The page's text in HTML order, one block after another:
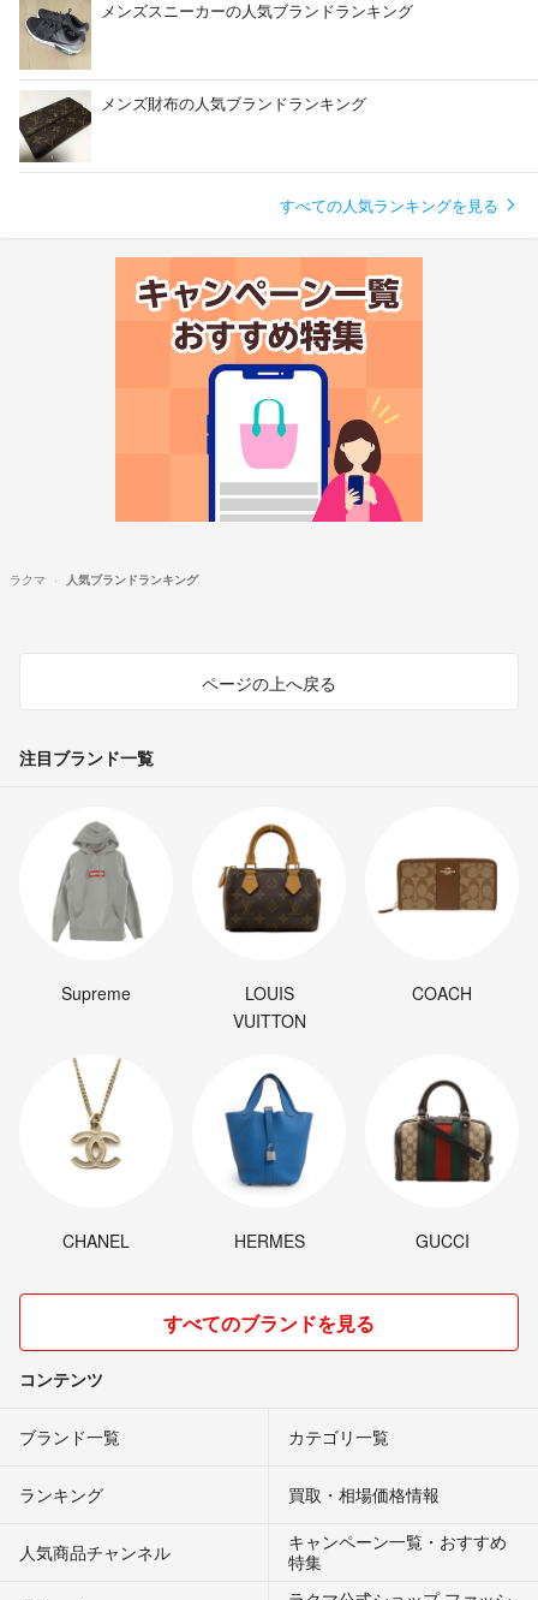
メンズスニーカーの人気ブランドランキング
メンズ財布の人気ブランドランキング
すべての人気ランキングを見る
ラクマ 人気ブランドランキング
ページの上へ戻る
注目ブランド一覧
Supreme
LOUIS
VUITTON
COACH
CHANEL HERMES GUCCI
すべてのブランドを見る
コンテンツ
ブランド一覧 カテゴリ一覧
ランキング 買取・相場価格情報
人気商品チャンネル
キャンペーン一覧・おすすめ
特集